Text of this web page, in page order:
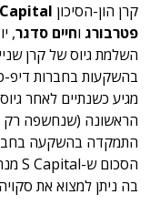
קרן הון-הסיכון
פטרבורג וחיים סדגר,
בהשקעות בחברות דיפ-
הראשונה (שנחשפה רק
בה ניתן למצוא את